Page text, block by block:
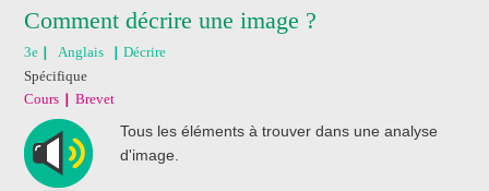
Comment décrire une image ?
3e Anglais
Décrire
Spécifique
Cours
Brevet
Tous les éléments à trouver dans une analyse
d'image.